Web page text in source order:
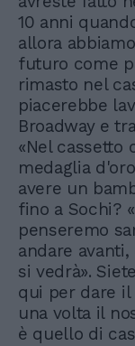
10 anni
allora
futuro come
rimasto nel
piacerebbe
Broadway e
«Nel cassetto
medaglia
avere un
fino a Sochi?
penseremo
andare
si vedrà».
qui per dare il
una volta il
è quello di